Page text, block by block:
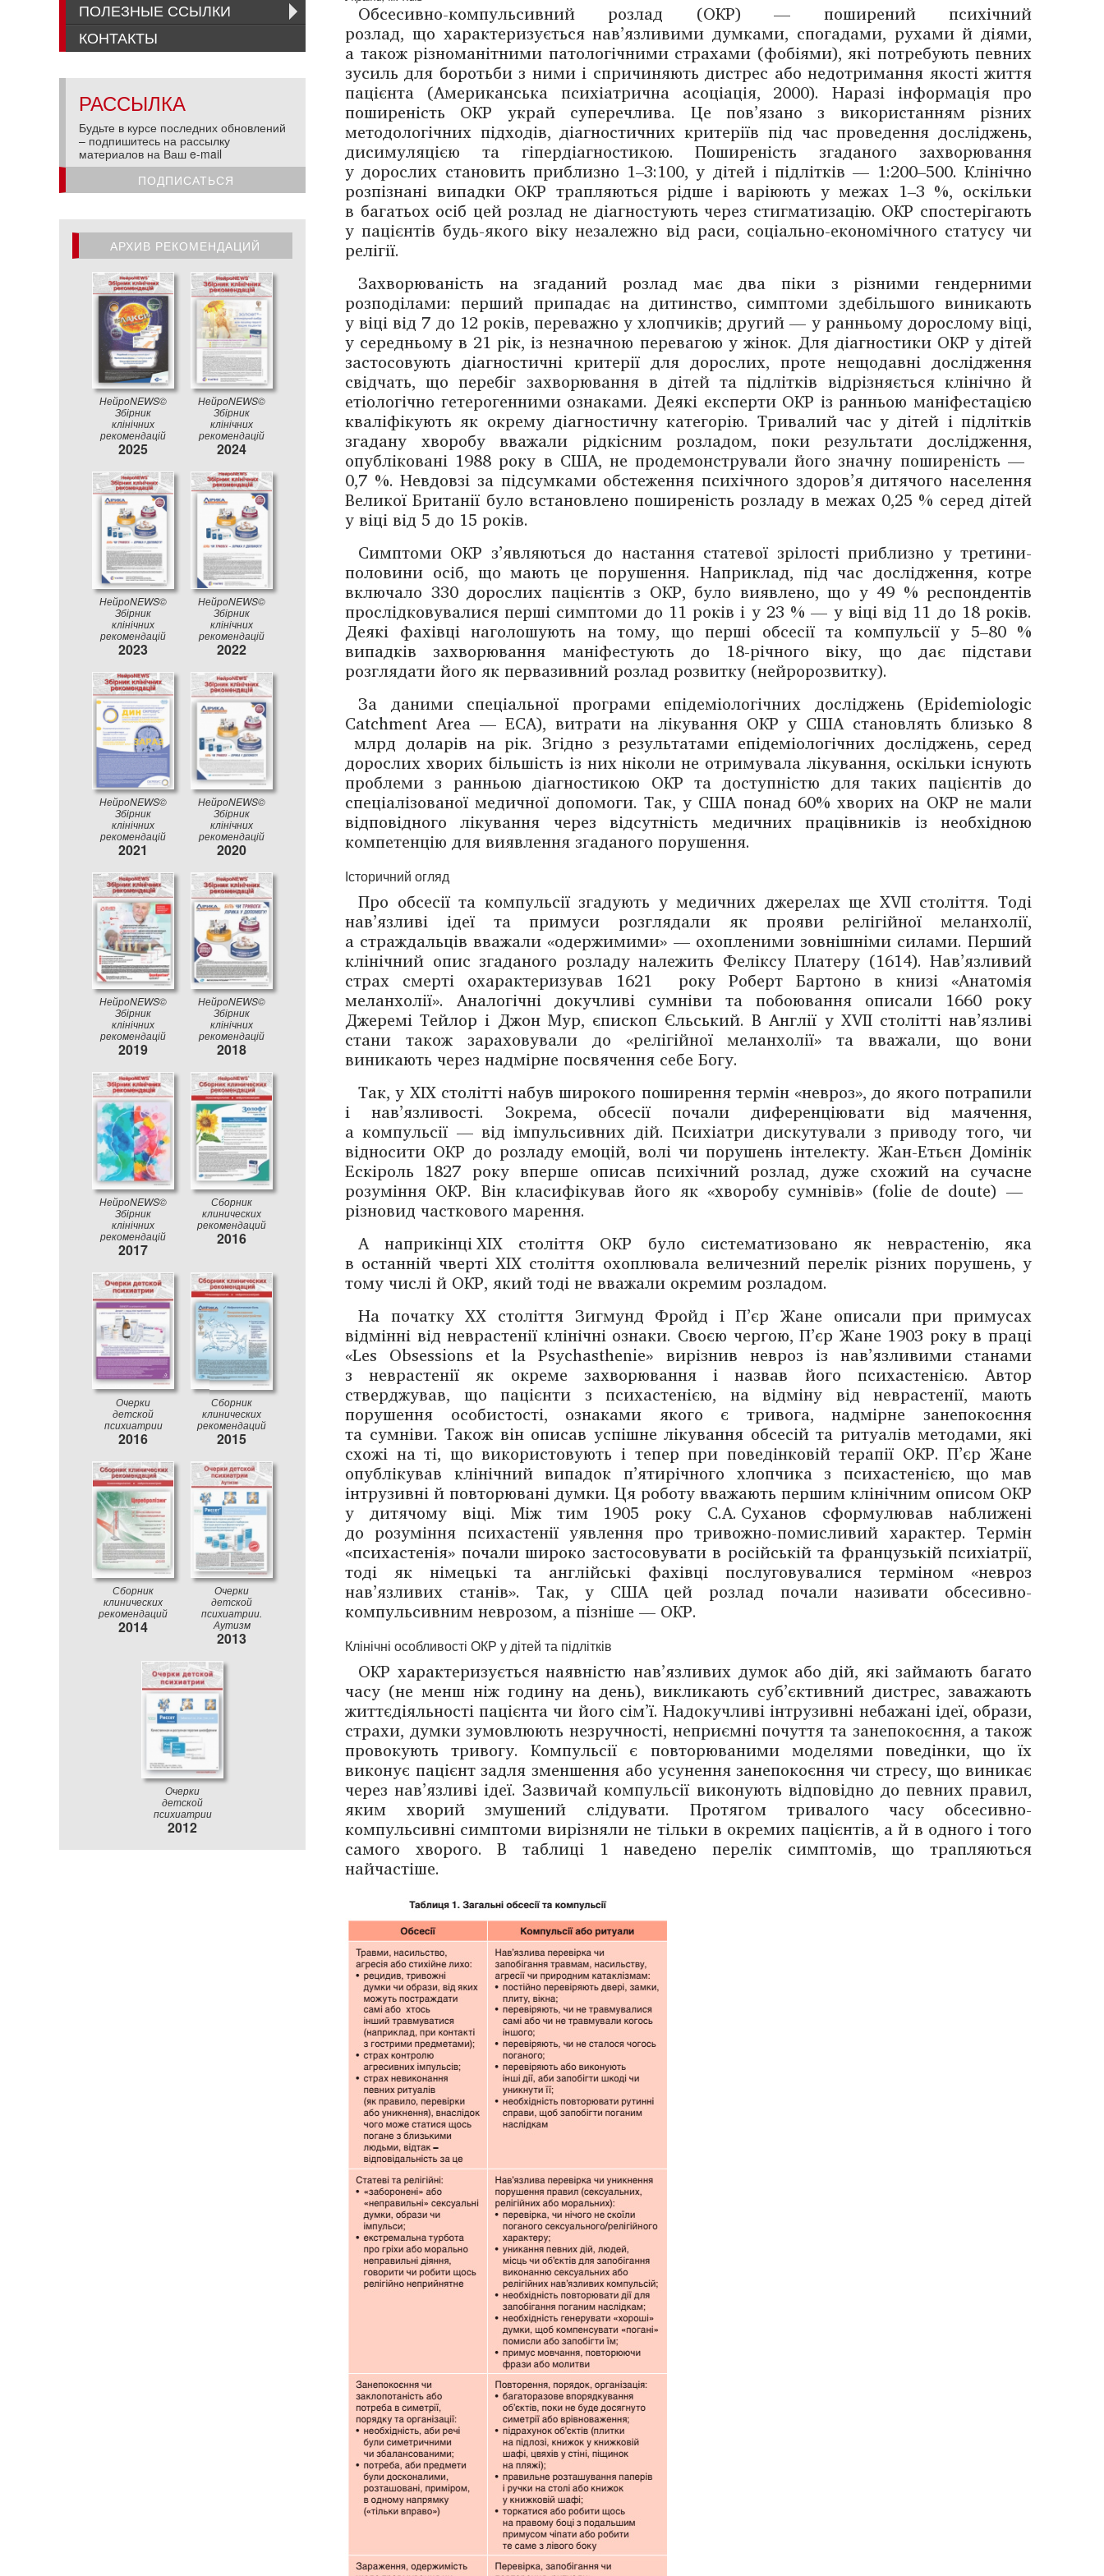
Обсесивно-компульсивний розлад (ОКР) — ​поширений психічний
розлад, що характеризується нав’язливими думками, спогадами, рухами й діями,
а також різноманітними патологічними страхами (фобіями), які потребують певних
зусиль для боротьби з ними і спричиняють дистрес або недотримання якості життя
пацієнта (Американська психіатрична асоціація, 2000). Наразі інформація про
поширеність ОКР украй суперечлива. Це пов’язано з використанням різних
методологічних підходів, діагностичних критеріїв під час проведення досліджень,
дисимуляцією та гіпердіагностикою. Поширеність згаданого захворювання
у дорослих становить приблизно 1–3:100, у дітей і підлітків — ​1:200–500. Клінічно
розпізнані випадки ОКР трапляються рідше і варіюють у межах 1–3 %, оскільки
в багатьох осіб цей розлад не діагностують через стигматизацію. ОКР спостерігають
у пацієнтів будь-якого віку незалежно від раси, соціально-економічного статусу чи
релігії.
Захворюваність на згаданий розлад має два піки з різними гендерними
розподілами: перший припадає на дитинство, симптоми здебільшого виникають
у віці від 7 до 12 років, переважно у хлопчиків; другий — у ранньому дорослому віці,
у середньому в 21 рік, із незначною перевагою у жінок. Для діагностики ОКР у дітей
застосовують діагностичні критерії для дорослих, проте нещодавні дослідження
свідчать, що перебіг захворювання в дітей та підлітків відрізняється клінічно й
етіологічно гетерогенними ознаками. Деякі експерти ОКР із ранньою маніфестацією
кваліфікують як окрему діагностичну категорію. Тривалий час у дітей і підлітків
згадану хворобу вважали рідкісним розладом, поки результати дослідження,
опубліковані 1988 року в США, не продемонстрували його значну поширеність — ​
0,7 %. Невдовзі за підсумками обстеження психічного здоров’я дитячого населення
Великої Британії було встановлено поширеність розладу в межах 0,25 % серед дітей
у віці від 5 до 15 років.
Симптоми ОКР з’являються до настання статевої зрілості приблизно у третини-
половини осіб, що мають це порушення. Наприклад, під час дослідження, котре
включало 330 дорослих пацієнтів з ОКР, було виявлено, що у 49 % респондентів
прослідковувалися перші симптоми до 11 років і у 23 % — ​у віці від 11 до 18 років.
Деякі фахівці наголошують на тому, що перші обсесії та компульсії у 5–80 %
випадків захворювання маніфестують до 18-річного віку, що дає підстави
розглядати його як первазивний розлад розвитку (нейророзвитку).
За даними спеціальної програми епідеміологічних досліджень (Epidemiologic
Catchment Area — ​ECA), витрати на лікування ОКР у США становлять близько 8
млрд доларів на рік. Згідно з результатами епідеміологічних досліджень, серед
дорослих хворих більшість із них ніколи не отримувала лікування, оскільки існують
проблеми з ранньою діагностикою ОКР та доступністю для таких пацієнтів до
спеціалізованої медичної допомоги. Так, у США понад 60% хворих на ОКР не мали
відповідного лікування через відсутність медичних працівників із необхідною
компетенцію для виявлення згаданого порушення.
Історичний огляд
Про обсесії та компульсії згадують у медичних джерелах ще XVII століття. Тоді
нав’язливі ідеї та примуси розглядали як прояви релігійної меланхолії,
а страждальців вважали «одержимими» — охопленими зовнішніми силами. Перший
клінічний опис згаданого розладу належить Феліксy Платерy (1614). Нав’язливий
страх смерті охарактеризував 1621 року Роберт Бартоно в книзі «Анатомія
меланхолії». Аналогічні докучливі сумніви та побоювання описали 1660 року
Джеремі Тейлор і Джон Мур, єпископ Єльський. В Англії у XVII столітті нав’язливі
стани також зараховували до «релігійної меланхолії» та вважали, що вони
виникають через надмірне посвячення себе Богу.
Так, у XIX столітті набув широкого поширення термін «невроз», до якого потрапили
і нав’язливості. Зокрема, обсесії почали диференціювати від маячення,
а компульсії — від імпульсивних дій. Психіатри дискутували з приводу того, чи
відносити ОКР до розладу емоцій, волі чи порушень інтелекту. Жан-Етьєн Домінік
Ескіроль 1827 року вперше описав психічний розлад, дуже схожий на сучасне
розуміння ОКР. Він класифікував його як «хворобу сумнівів» (folie de doute) — ​
різновид часткового марення.
А наприкінці XIX століття ОКР було систематизовано як неврастенію, яка
в останній чверті XIX століття охоплювала величезний перелік різних порушень, у
тому числі й ОКР, який тоді не вважали окремим розладом.
На початку XX століття Зигмунд Фройд і П’єр Жане описали при примусах
відмінні від неврастенії клінічні ознаки. Своєю чергою, П’єр Жане 1903 року в праці
«Les Obsessions et la Psychasthenie» вирізнив невроз із нав’язливими станами
з неврастенії як окреме захворювання і назвав його психастенією. Автор
стверджував, що пацієнти з психастенією, на відміну від неврастенії, мають
порушення особистості, ознаками якого є тривога, надмірне занепокоєння
та сумніви. Також він описав успішне лікування обсесій та ритуалів методами, які
схожі на ті, що використовують і тепер при поведінковій терапії ОКР. П’єр Жане
опублікував клінічний випадок п’ятирічного хлопчика з психастенією, що мав
інтрузивні й повторювані думки. Ця роботу вважають першим клінічним описом ОКР
у дитячому віці. Між тим 1905 року С. А. Суханов сформулював наближені
до розуміння психастенії уявлення про тривожно-помисливий характер. Термін
«психастенія» почали широко застосовувати в російській та французькій психіатрії,
тоді як німецькі та англійські фахівці послуговувалися терміном «невроз
нав’язливих станів». Так, у США цей розлад почали називати обсесивно-
компульсивним неврозом, а пізніше — ​ОКР.
Клінічні особливості ОКР у дітей та підлітків
ОКР характеризується наявністю нав’язливих думок або дій, які займають багато
часу (не менш ніж годину на день), викликають суб’єктивний дистрес, заважають
життєдіяльності пацієнта чи його сім’ї. Надокучливі інтрузивні небажані ідеї, образи,
страхи, думки зумовлюють незручності, неприємні почуття та занепокоєння, а також
провокують тривогу. Компульсії є повторюваними моделями поведінки, що їх
виконує пацієнт задля зменшення або усунення занепокоєння чи стресу, що виникає
через нав’язливі ідеї. Зазвичай компульсії виконують відповідно до певних правил,
яким хворий змушений слідувати. Протягом тривалого часу обсесивно-
компульсивні симптоми вирізняли не тільки в окремих пацієнтів, а й в одного і того
самого хворого. В таблиці 1 наведено перелік симптомів, що трапляються
найчастіше.
ПОЛЕЗНЫЕ ССЫЛКИ
КОНТАКТЫ
РАССЫЛКА
Будьте в курсе последних обновлений
– подпишитесь на рассылку
материалов на Ваш e-mail
ПОДПИСАТЬСЯ
АРХИВ РЕКОМЕНДАЦИЙ
АРХИВ РЕКОМЕНДАЦИЙ
НейроNEWS©
Збірник
клінічних
рекомендацій
2025
НейроNEWS©
Збірник
клінічних
рекомендацій
2024
НейроNEWS©
Збірник
клінічних
рекомендацій
2023
НейроNEWS©
Збірник
клінічних
рекомендацій
2022
НейроNEWS©
Збірник
клінічних
рекомендацій
2021
НейроNEWS©
Збірник
клінічних
рекомендацій
2020
НейроNEWS©
Збірник
клінічних
рекомендацій
2019
НейроNEWS©
Збірник
клінічних
рекомендацій
2018
НейроNEWS©
Збірник
клінічних
рекомендацій
2017
Сборник
клинических
рекомендаций
2016
Очерки
детской
психиатрии
2016
Сборник
клинических
рекомендаций
2015
Сборник
клинических
рекомендаций
2014
Очерки
детской
психиатрии.
Аутизм
2013
Очерки
детской
психиатрии
2012